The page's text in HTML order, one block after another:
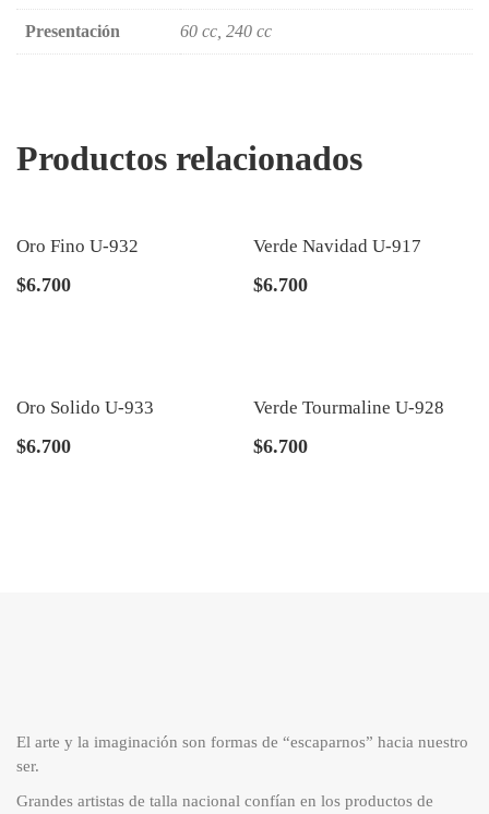
Presentación 60 cc, 240 cc
Productos relacionados
Oro Fino U-932
$6.700
Verde Navidad U-917
$6.700
Oro Solido U-933
$6.700
Verde Tourmaline U-928
$6.700
El arte y la imaginación son formas de “escaparnos” hacia nuestro
ser.
Grandes artistas de talla nacional confían en los productos de